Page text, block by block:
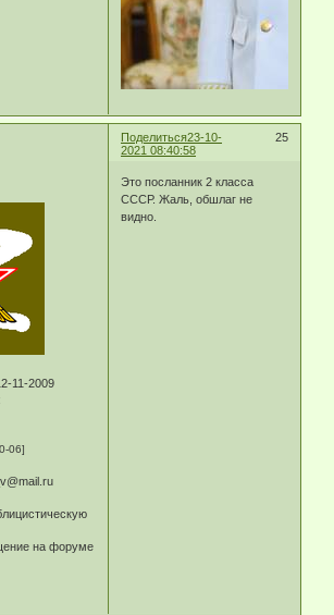
Поделиться 25
23-10-
2021 08:40:58
11-2009
06]
Это посланник 2 класса
СССР. Жаль, обшлаг не
видно.